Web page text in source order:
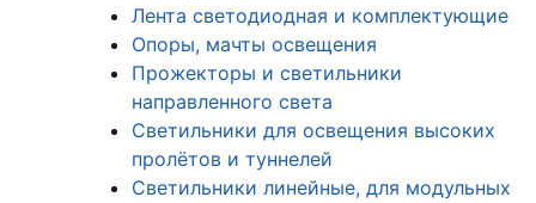
Лента светодиодная и комплектующие
Опоры, мачты освещения
Прожекторы и светильники
направленного света
Светильники для освещения высоких
пролётов и туннелей
Светильники линейные, для модульных